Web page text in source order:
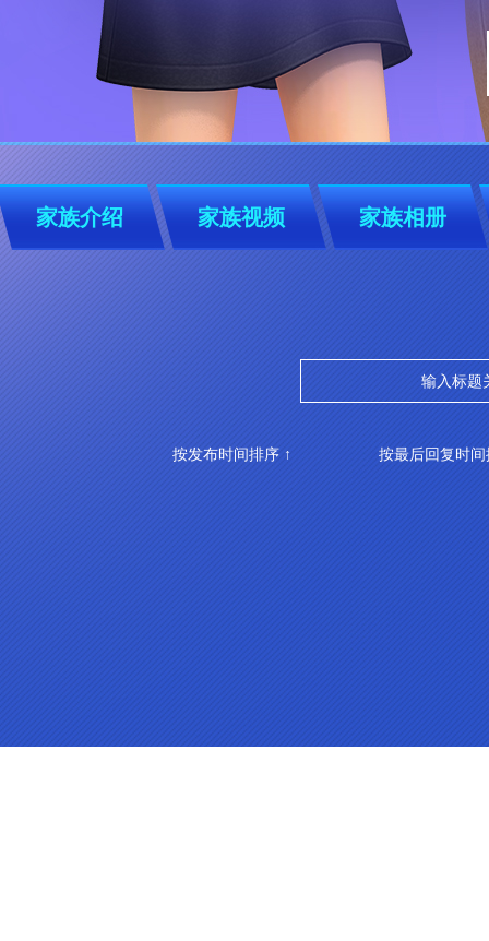
家族介绍 家族视频 家族相册
按发布时间排序 ↑ 按最后回复时间